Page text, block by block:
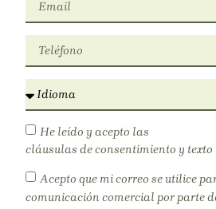
He leído y acepto las
cláusulas de consentimiento y texto
Acepto que mi correo se utilice
comunicación comercial por parte